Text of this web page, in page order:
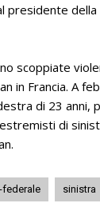
presidente della
scoppiate
in Francia. A
di 23 anni,
di
sinistra